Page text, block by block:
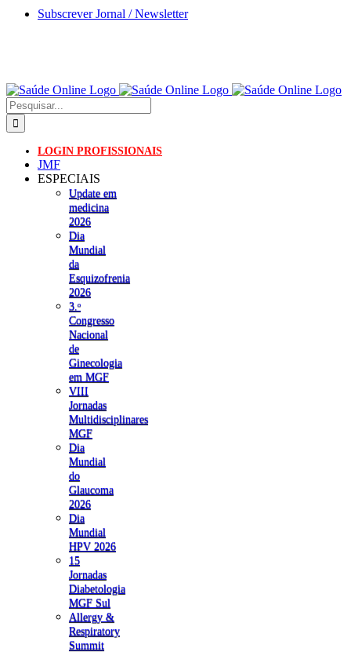
Skip
Subscrever Jornal / Newsletter
Pesquisar
LOGIN PROFISSIONAIS
JMF
ESPECIAIS
Update em
medicina
2026
Dia
Mundial
da
Esquizofrenia
2026
3.ᵒ
Congresso
Nacional
de
Ginecologia
em MGF
VIII
Jornadas
Multidisciplinares
MGF
Dia
Mundial
do
Glaucoma
2026
Dia
Mundial
HPV 2026
15
Jornadas
Diabetologia
MGF Sul
Allergy &
Respiratory
Summit